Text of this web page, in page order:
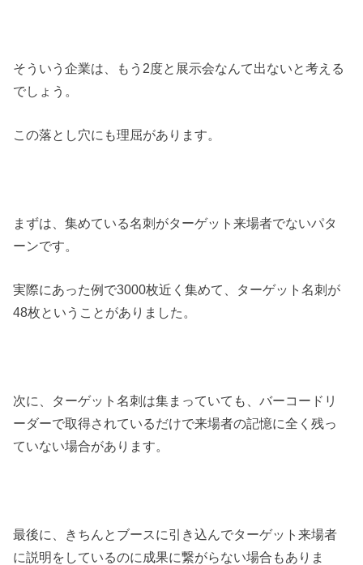
そういう企業は、もう2度と展示会なんて出ないと考える
でしょう。
この落とし穴にも理屈があります。
まずは、集めている名刺がターゲット来場者でないパタ
ーンです。
実際にあった例で3000枚近く集めて、ターゲット名刺が
48枚ということがありました。
次に、ターゲット名刺は集まっていても、バーコードリ
ーダーで取得されているだけで来場者の記憶に全く残っ
ていない場合があります。
最後に、きちんとブースに引き込んでターゲット来場者
に説明をしているのに成果に繋がらない場合もありま